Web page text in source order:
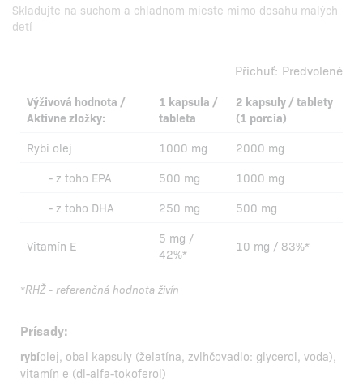
Skladujte na suchom a chladnom mieste mimo dosahu malých
detí
Příchuť: Predvolené
Výživová hodnota /
Aktívne zložky:
1 kapsula /
tableta
2 kapsuly / tablety
(1 porcia)
Rybí olej
1000 mg
2000 mg
- z toho EPA
500 mg
1000 mg
- z toho DHA
250 mg 500 mg
Vitamín E
5 mg /
42%*
10 mg / 83%*
*RHŽ - referenčná hodnota živín
Prísady:
rybíolej, obal kapsuly (želatína, zvlhčovadlo: glycerol, voda),
vitamín e (dl-alfa-tokoferol)